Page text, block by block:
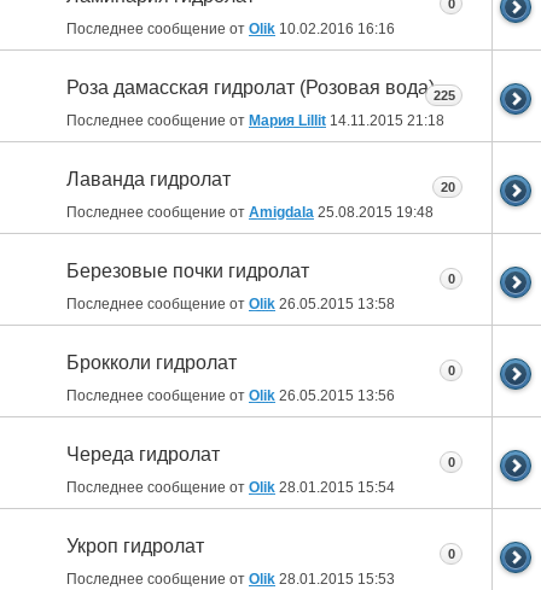
Последнее сообщение от Olik 10.02.2016 16:16
0
Роза дамасская гидролат (Розовая вода)
Последнее сообщение от Мария Lillit 14.11.2015 21:18
225
Лаванда гидролат
Последнее сообщение от Amigdala 25.08.2015 19:48
20
Березовые почки гидролат
Последнее сообщение от Olik 26.05.2015 13:58
0
Брокколи гидролат
Последнее сообщение от Olik 26.05.2015 13:56
0
Череда гидролат
Последнее сообщение от Olik 28.01.2015 15:54
0
Укроп гидролат
Последнее сообщение от Olik 28.01.2015 15:53
0